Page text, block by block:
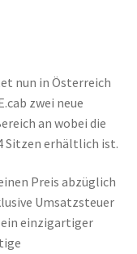
nun in Österreich
zwei neue
an wobei die
Sitzen erhältlich ist.
Preis abzüglich
Umsatzsteuer
ein einzigartiger